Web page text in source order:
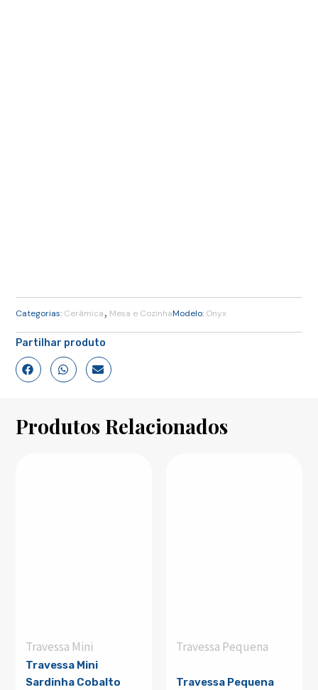
Categorias: Cerâmica, Mesa e CozinhaModelo: Onyx
Partilhar produto
Produtos Relacionados
Travessa Mini
Travessa Mini
Sardinha Cobalto
Travessa Pequena
Travessa Pequena